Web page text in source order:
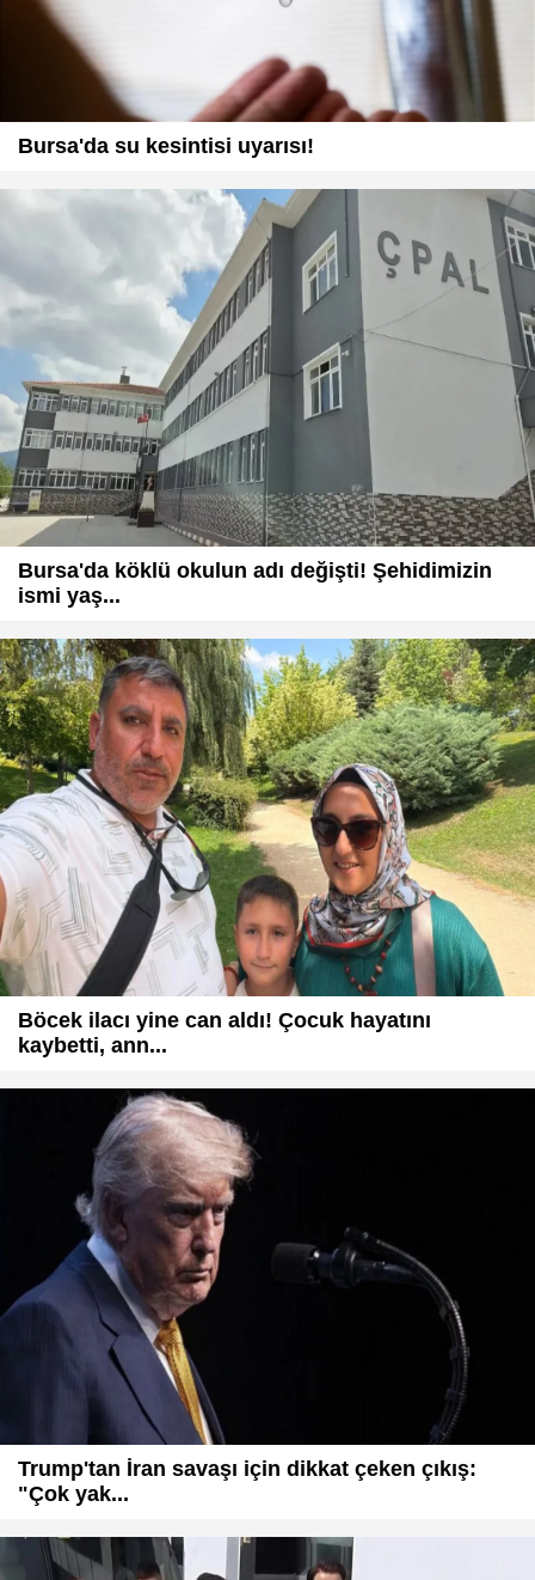
Bursa'da su kesintisi uyarısı!
Bursa'da köklü okulun adı değişti! Şehidimizin
ismi yaş...
Böcek ilacı yine can aldı! Çocuk hayatını
kaybetti, ann...
Trump'tan İran savaşı için dikkat çeken çıkış:
"Çok yak...